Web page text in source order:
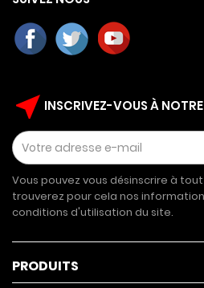
near_me INSCRIVEZ-VOUS À NOTRE
Vous pouvez vous désinscrire à
trouverez pour cela nos
conditions d'utilisation du site.
PRODUITS